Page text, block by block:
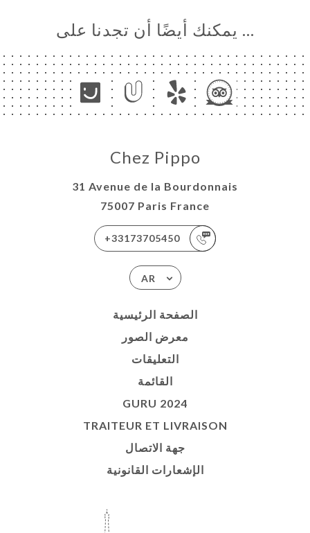
… يمكنك أيضًا أن تجدنا على
Chez Pippo
31 Avenue de la Bourdonnais
75007 Paris France
+33173705450
AR
الصفحة الرئيسية
معرض الصور
التعليقات
القائمة
GURU 2024
TRAITEUR ET LIVRAISON
جهة الاتصال
الإشعارات القانونية